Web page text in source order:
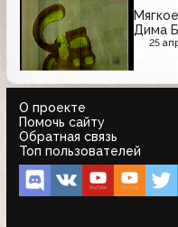
Дима
25
О проекте
Помочь сайту
Обратная связь
Топ пользователей